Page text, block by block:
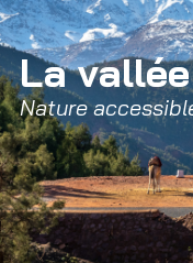
La
Nature